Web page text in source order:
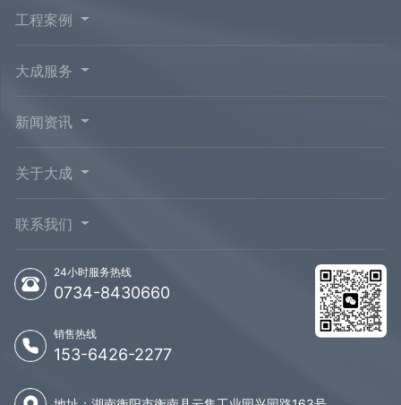
工程案例
大成服务
新闻资讯
关于大成
联系我们
24小时服务热线
0734-8430660
销售热线
153-6426-2277